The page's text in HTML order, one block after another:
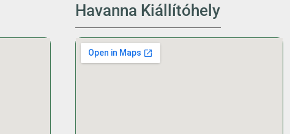
Havanna Kiállítóhely